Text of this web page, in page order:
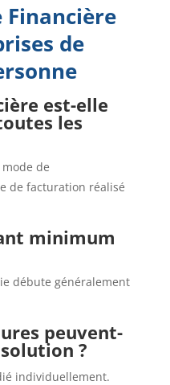
Financière
de
est-elle
les
de
de facturation réalisé
minimum
débute généralement
peuvent-
?
individuellement.